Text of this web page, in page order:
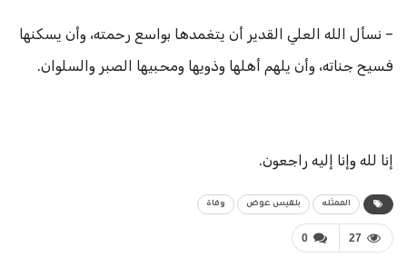
– نسأل الله العلي القدير أن يتغمدها بواسع رحمته، وأن يسكنها
فسيح جناته، وأن يلهم أهلها وذويها ومحبيها الصبر والسلوان.
إنا لله وإنا إليه راجعون.
الممثله بلقيس عوض وفاة
0 27